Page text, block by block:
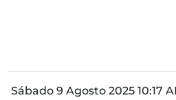
Sábado 9 Agosto 2025 10:17